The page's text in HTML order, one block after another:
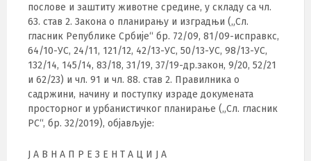
послове и заштиту животне средине, у складу са чл.
63. став 2. Закона о планирању и изградњи („Сл.
гласник Републике Србије“ бр. 72/09, 81/09-исправкс,
64/10-УС, 24/11, 121/12, 42/13-УС, 50/13-УС, 98/13-УС,
132/14, 145/14, 83/18, 31/19, 37/19-др.закон, 9/20, 52/21
и 62/23) и чл. 91 и чл. 88. став 2. Правилника о
садржини, начину и поступку израде докумената
просторног и урбанистичког планирање („Сл. гласник
РС“, бр. 32/2019), објављује:
Ј А В Н A П Р Е З Е Н Т А Ц И Ј А